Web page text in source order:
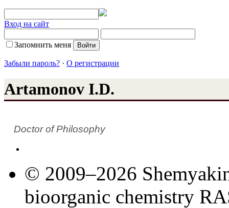
Вход на сайт
Запомнить меня
Забыли пароль? · О регистрации
Artamonov I.D.
Doctor of Philosophy
© 2009–2026
bioorganic chemistry